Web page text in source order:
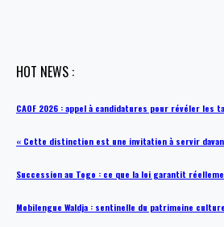
HOT NEWS :
CAOF 2026 : appel à candidatures pour révéler les
« Cette distinction est une invitation à servir
Succession au Togo : ce que la loi garantit
Mobilengue Waldja : sentinelle du patrimoine